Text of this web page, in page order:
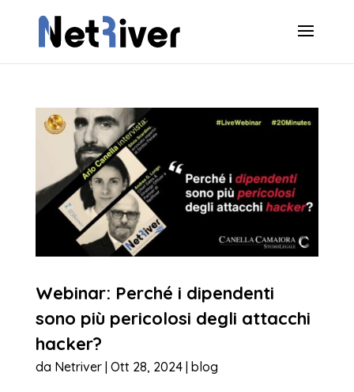
Webinar: Perché i dipendenti
sono più pericolosi degli attacchi
hacker?
da Netriver| Ott 28, 2024| blog